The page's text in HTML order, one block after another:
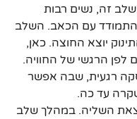
זה, נשים רבות
עם הכאב. השלב
יוצא החוצה. כאן,
לפן הרגשי של החוויה.
רגעית, שבה אפשר
עד כה.
השליה. במהלך שלב